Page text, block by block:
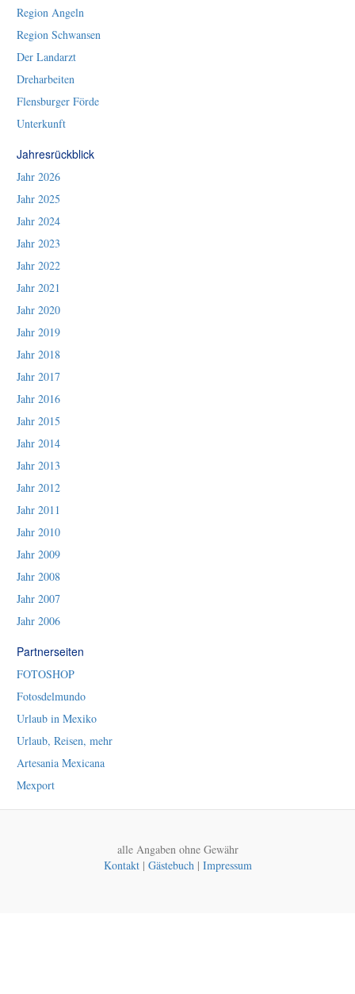
Region Angeln
Region Schwansen
Der Landarzt
Dreharbeiten
Flensburger Förde
Unterkunft
Jahresrückblick
Jahr 2026
Jahr 2025
Jahr 2024
Jahr 2023
Jahr 2022
Jahr 2021
Jahr 2020
Jahr 2019
Jahr 2018
Jahr 2017
Jahr 2016
Jahr 2015
Jahr 2014
Jahr 2013
Jahr 2012
Jahr 2011
Jahr 2010
Jahr 2009
Jahr 2008
Jahr 2007
Jahr 2006
Partnerseiten
FOTOSHOP
Fotosdelmundo
Urlaub in Mexiko
Urlaub, Reisen, mehr
Artesania Mexicana
Mexport
alle Angaben ohne Gewähr
Kontakt| Gästebuch| Impressum